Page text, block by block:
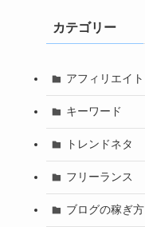
カテゴリー
アフィリエイト
キーワード
トレンドネタ
フリーランス
ブログの稼ぎ方